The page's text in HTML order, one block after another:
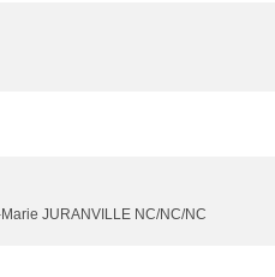
JURANVILLE NC/NC/NC